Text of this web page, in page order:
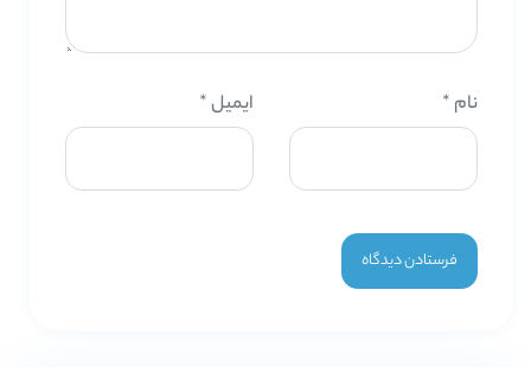
نام * ایمیل*